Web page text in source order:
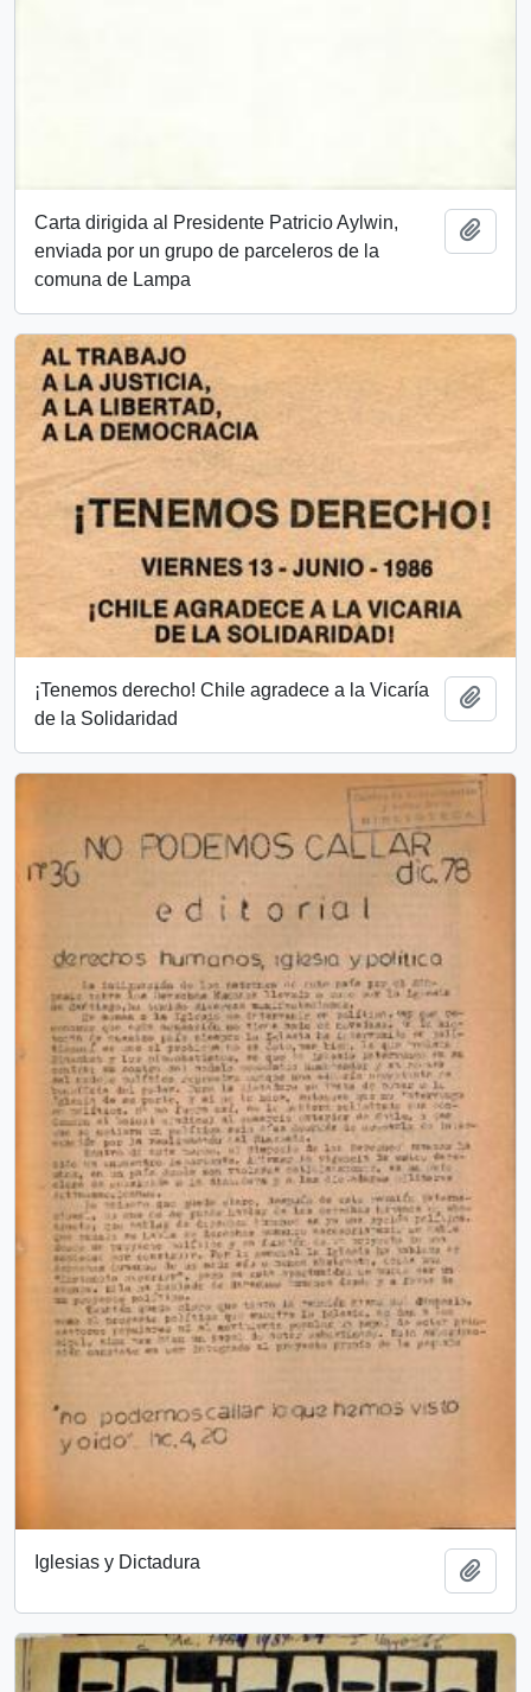
Carta dirigida al Presidente Patricio Aylwin,
enviada por un grupo de parceleros de la
comuna de Lampa
¡Tenemos derecho! Chile agradece a la Vicaría
de la Solidaridad
Iglesias y Dictadura